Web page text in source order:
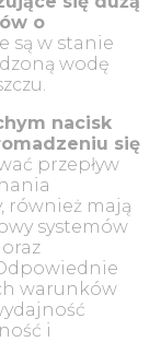
o
są w stanie
wodę
nacisk
się
przepływ
również mają
systemów
warunków
i